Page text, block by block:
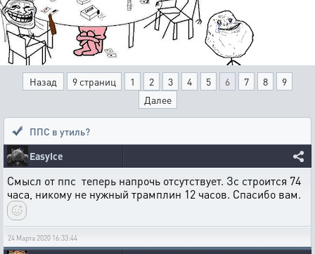
Назад 9 страниц 1 2 3 4 5 6 7 8
9
Далее
ППС в утиль?
EasyIce
Смысл от ппс теперь напрочь отсутствует. Зс строится 74
часа, никому не нужный трамплин 12 часов. Спасибо вам.
24 Марта 2020 16:33:44